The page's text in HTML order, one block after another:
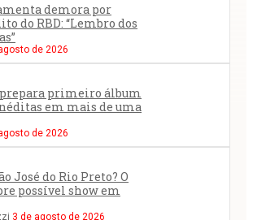
demora por
do RBD: “Lembro dos
de 2026
primeiro álbum
em mais de uma
de 2026
José do Rio Preto? O
possível show em
3 de agosto de 2026